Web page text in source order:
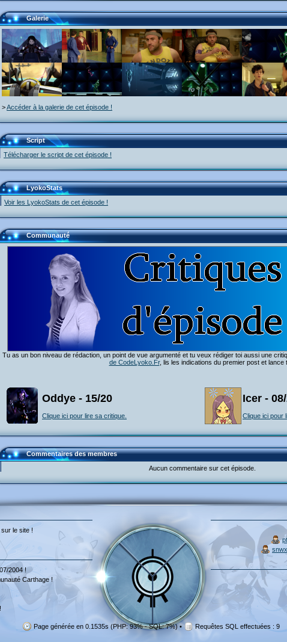
Galerie
>Accéder à la galerie de cet épisode !
Script
Télécharger le script de cet épisode !
LyokoStats
Voir les LyokoStats de cet épisode !
Communauté
Tu as un bon niveau de rédaction, un point de vue argumenté et tu veux rédiger toi aussi une
de CodeLyoko.Fr, lis les indications du premier post et lance
Oddye - 15/20
Clique ici pour lire sa critique.
Icer -
Clique ici pour
Commentaires des membres
Aucun commentaire sur cet épisode.
le site !
2004 !
Carthage !
Page générée en 0.1535s (PHP: 93% - SQL: 7%) • Requêtes SQL effectuées : 9